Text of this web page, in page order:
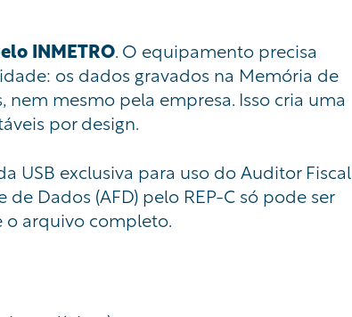
INMETRO. O equipamento precisa
os dados gravados na Memória de
mesmo pela empresa. Isso cria uma
por design.
USB exclusiva para uso do Auditor Fiscal
Dados (AFD) pelo REP-C só pode ser
o arquivo completo.